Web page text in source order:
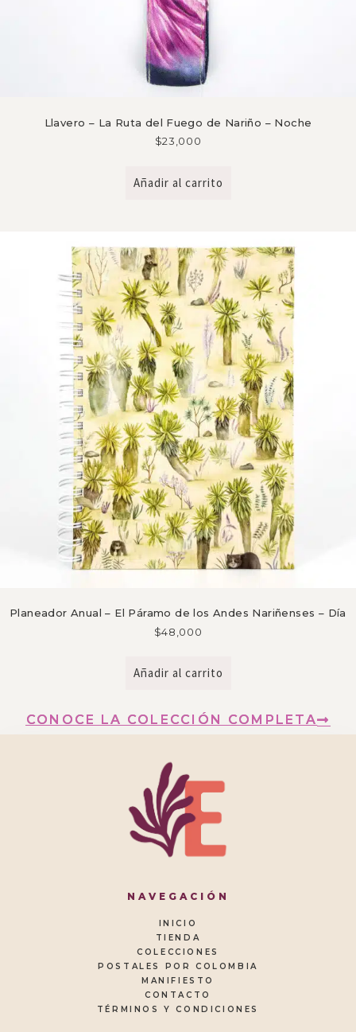
Llavero – La Ruta del Fuego de Nariño – Noche
$23,000
Añadir al carrito
Planeador Anual – El Páramo de los Andes Nariñenses – Día
$48,000
Añadir al carrito
CONOCE LA COLECCIÓN COMPLETA
NAVEGACIÓN
INICIO
TIENDA
COLECCIONES
POSTALES POR COLOMBIA
MANIFIESTO
CONTACTO
TÉRMINOS Y CONDICIONES